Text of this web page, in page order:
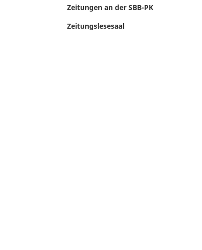
Zeitungen an der SBB-PK
Zeitungslesesaal